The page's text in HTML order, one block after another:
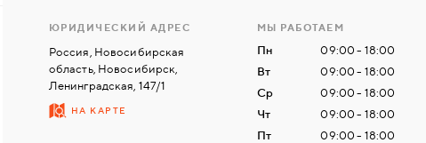
ЮРИДИЧЕСКИЙ АДРЕС
Россия, Новосибирская
область, Новосибирск,
Ленинградская, 147/1
НА КАРТЕ
МЫ РАБОТАЕМ
Пн
09:00 - 18:00
Вт
09:00 - 18:00
Ср
09:00 - 18:00
Чт
09:00 - 18:00
Пт
09:00 - 18:00